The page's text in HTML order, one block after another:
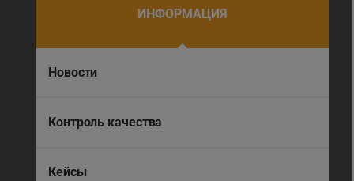
ИНФОРМАЦИЯ
Новости
Контроль качества
Кейсы